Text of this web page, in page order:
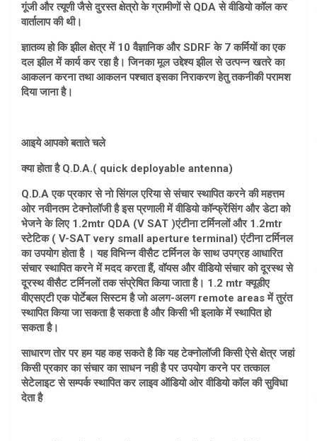
गूंजी और त्यूणी जैसे दुरस्त क्षेत्रो के ग्रामीणों से QDA से वीडियो कॉल कर
वार्तालाप की थी।
ज्ञातव्य हो कि झील क्षेत्र में 10 वैज्ञानिक और SDRF के 7 कर्मियों का एक
दल झील में कार्य कर रहा है। जिनका मूल उद्देश्य झील से उत्पन्न खतरे का
आकलन करना तथा आकलन पश्चात इसका निराकरण हेतु तकनीकी परामश
दिया जाना है।
आइये आपको बताते चले
क्या होता है Q.D.A.( quick deployable antenna)
Q.D.A एक प्रकार से नो सिंगल एरिया से संचार स्थापित करने की महत्तम
ओर नवीनतम टेक्नोलॉजी है इस प्रणाली में वीडियो कॉन्फ्रेंसिंग और डेटा को
भेजने के लिए 1.2mtr QDA (V SAT )एंटीना टर्मिनलों और 1.2mtr
स्टेटिक ( V-SAT very small aperture terminal) एंटीना टर्मिनल
का उपयोग होता है । यह विभिन्न वीसैट टर्मिनल के साथ उपग्रह आधारित
संचार स्थापित करने में मदद करता हैं, वॉयस और वीडियो संचार को दूरस्थ से
दूरस्थ वीसैट टर्मिनलों तक संप्रेषित किया जाता है। 1.2 mtr क्यूडीए
वीएसएटी एक पोर्टेबल सिस्टम है जो अलग-अलग remote areas में तुरंत
स्थापित किया जा सकता है सकता है और किसी भी इलाके में स्थापित हो
सकता है।
साधारण तोर पर हम यह कह सकते है कि यह टेक्नोलॉजी किसी ऐसे क्षेत्र जहां
किसी प्रकार का संचार का साधन नही है पर उपयोग करने पर तत्काल
सेटेलाइट से सम्पर्क स्थापित कर लाइव ऑडियो ओर वीडियो कॉल की सुविधा
देता है